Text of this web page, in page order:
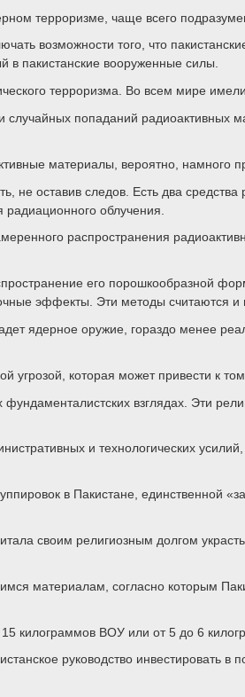
терроризме, чаще всего
возможности того, что
в пакистанские вооруженные силы.
терроризма. Во всем мире
попаданий радиоактивных
материалы, вероятно, намного
оставив следов. Есть два
облучения.
распространения
его порошкообразной
эффекты. Эти методы считаются и
ядерное оружие, гораздо менее
которая может привести к
взглядах. Эти
и технологических
в Пакистане, единственной
своим религиозным долгом
материалам, согласно которым
килограммов ВОУ или от 5 до 6
руководство